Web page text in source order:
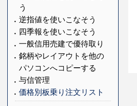
う
逆指値を使いこなそう
四季報を使いこなそう
一般信用売建で優待取り
銘柄やレイアウトを他の
パソコンへコピーする
与信管理
価格別板乗り注文リスト